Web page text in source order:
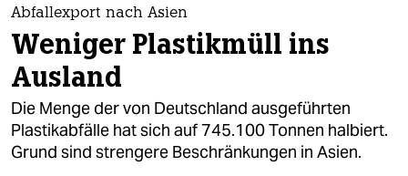
themen
politik
öko
gesellschaft
Abfallexport nach Asien
Weniger Plastikmüll ins
Ausland
Die Menge der von Deutschland ausgeführten
Plastikabfälle hat sich auf 745.100 Tonnen halbiert.
Grund sind strengere Beschränkungen in Asien.